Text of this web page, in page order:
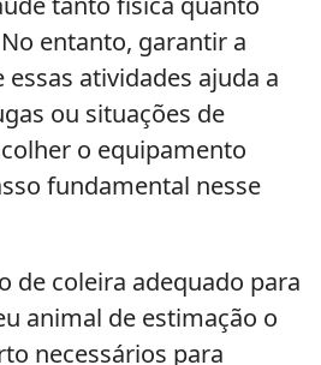
entanto, garantir a
atividades ajuda a
ou situações de
o equipamento
fundamental nesse
de coleira adequado para
animal de estimação o
necessários para